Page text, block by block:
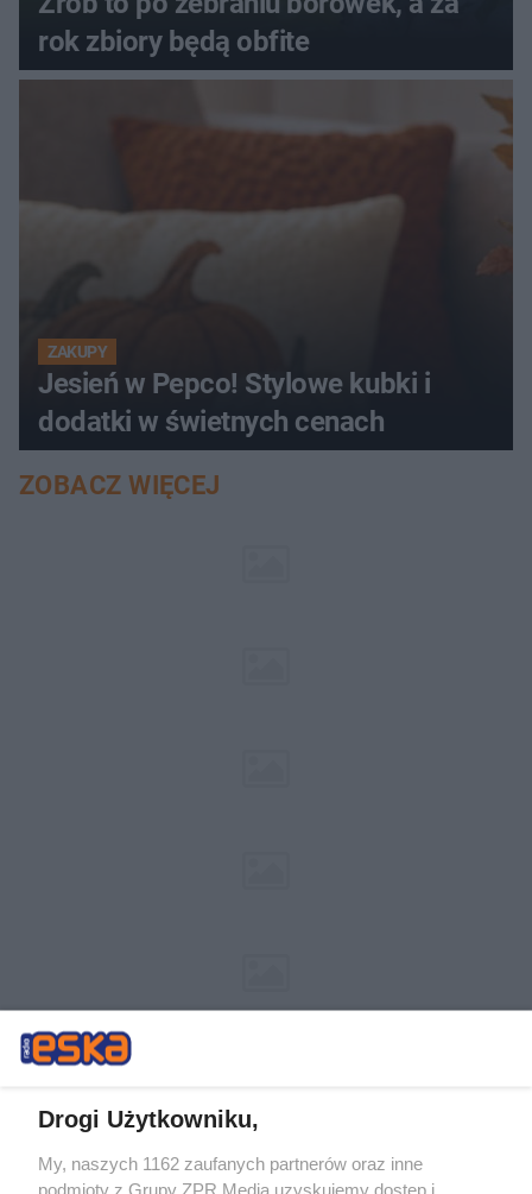
rok zbiory będą obfite
ZAKUPY
Jesień w Pepco! Stylowe kubki i
dodatki w świetnych cenach
ZOBACZ WIĘCEJ
Żaden utwór zamieszczony w serwisie nie może być powielany i
Drogi Użytkowniku,
My, naszych 1162 zaufanych partnerów oraz inne
podmioty z Grupy ZPR Media uzyskujemy dostęp i